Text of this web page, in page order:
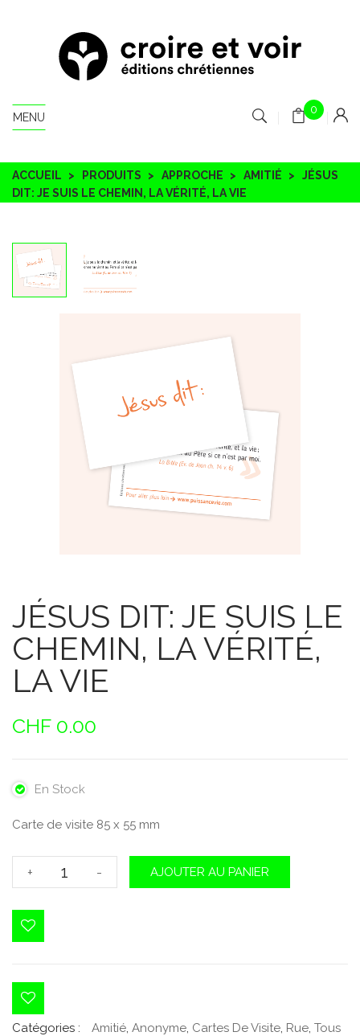
MENU
0
ACCUEIL PRODUITS APPROCHE AMITIÉ
JÉSUS
DIT: JE SUIS LE CHEMIN, LA VÉRITÉ, LA VIE
JÉSUS DIT: JE SUIS LE
CHEMIN, LA VÉRITÉ,
LA VIE
CHF 0.00
En Stock
Carte de visite 85 x 55 mm
+
quantité
de
- AJOUTER AU PANIER
Catégories : Amitié, Anonyme, Cartes De Visite, Rue, Tous